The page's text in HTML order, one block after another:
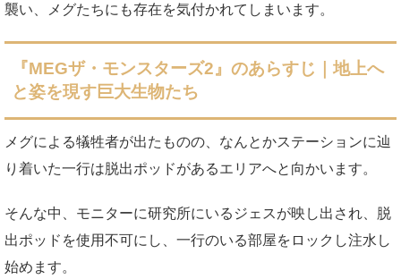
襲い、メグたちにも存在を気付かれてしまいます。
『MEGザ・モンスターズ2』のあらすじ｜地上へ
と姿を現す巨大生物たち
メグによる犠牲者が出たものの、なんとかステーションに辿
り着いた一行は脱出ポッドがあるエリアへと向かいます。
そんな中、モニターに研究所にいるジェスが映し出され、脱
出ポッドを使用不可にし、一行のいる部屋をロックし注水し
始めます。